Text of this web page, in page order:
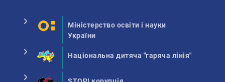
Міністерство освіти і науки
України
Національна дитяча "гаряча лінія"